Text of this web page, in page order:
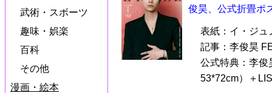
武術・スボーツ
趣味・娯楽
百科
その他
漫画・絵本
俊昊、公式折畳ポ
表紙：イ・ジュ
記事：李俊昊
公式特典：李俊
53*72cm）＋